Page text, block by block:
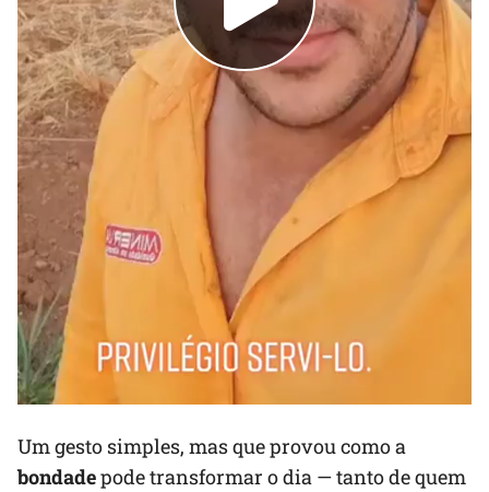
Um gesto simples, mas que provou como a
bondadepode transformar o dia — tanto de quem